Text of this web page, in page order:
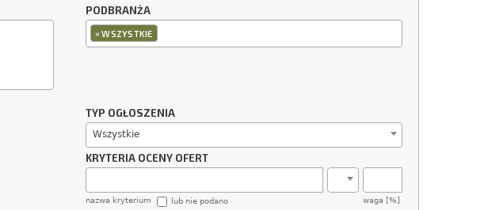
PODBRANŻA
×WSZYSTKIE
TYP OGŁOSZENIA
Wszystkie
KRYTERIA OCENY OFERT
nazwa kryterium waga [%]
lub nie podano